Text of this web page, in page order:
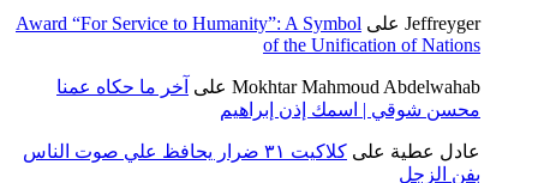
Award “For
عمنا
علي صوت الناس